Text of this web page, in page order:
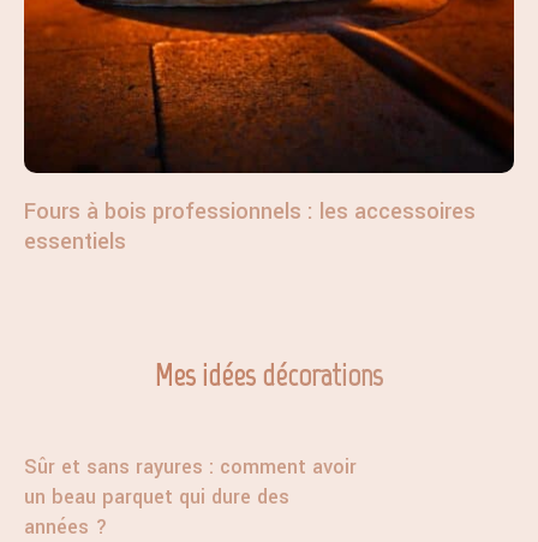
Fours à bois professionnels : les accessoires
essentiels
Mes idées décorations
Sûr et sans rayures : comment avoir
un beau parquet qui dure des
années ?